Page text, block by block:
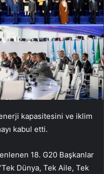
kapasitesini ve iklim
kabul etti.
18. G20 Başkanlar
Dünya, Tek Aile, Tek